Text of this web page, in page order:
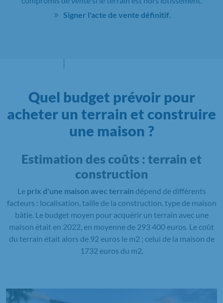
Signer l'acte de vente définitif
Quel budget prévoir pour
acheter un terrain et construire
une maison ?
Estimation des coûts : terrain et
construction
Le prix d'une maison avec terrain dépend de différents
facteurs : localisation, taille de la construction, type de maison
bâtie. Le budget moyen pour acquérir un terrain avec une
maison était en 2022, en moyenne de 293 400 euros. Le coût
du terrain était alors de 92 euros le m2 ; celui de la maison de
1732 euros du m2.